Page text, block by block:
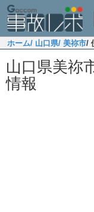
ホーム/ 山口県/ 美祢市/
山口県美祢
情報